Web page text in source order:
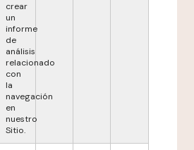
crear
un
informe
de
análisis
relacionado
con
la
navegación
en
nuestro
Sitio.